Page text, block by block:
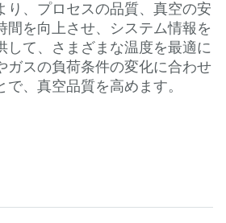
り、プロセスの品質、真空の安
間を向上させ、システム情報を
して、さまざまな温度を最適に
ガスの負荷条件の変化に合わせ
、真空品質を高めます。